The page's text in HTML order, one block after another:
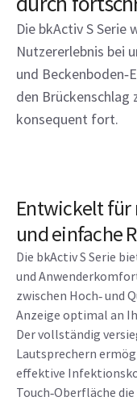
Die bkActiv S
Nutzererlebnis bei
und
den Brückenschlag
konsequent fort.
Entwickelt für
und einfache
Die bkActiv S Serie
und
zwischen Hoch‑ und
Anzeige optimal an
Der vollständig
Lautsprechern
effektive
Touch‑Oberfläche